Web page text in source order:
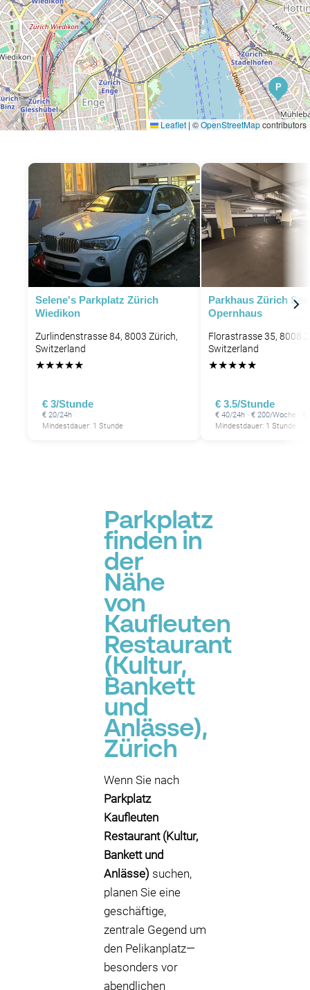
P
Leaflet | ©OpenStreetMapcontributors
Selene's Parkplatz Zürich
Wiedikon
Zurlindenstrasse 84, 8003 Zürich,
Switzerland
★★★★★
€ 3/Stunde
€ 20/24h
Mindestdauer: 1 Stunde
Parkhaus Zürich
Opernhaus
Florastrasse 35, 8008
Switzerland
★★★★★
€ 3.5/Stunde
€ 40/24h · € 200/Woche ·
Mindestdauer: 1 Stunde
Parkplatz
finden in
der
Nähe
von
Kaufleuten
Restaurant
(Kultur,
Bankett
und
Anlässe),
Zürich
Wenn Sie nach
Parkplatz
Kaufleuten
Restaurant (Kultur,
Bankett und
Anlässe) suchen,
planen Sie eine
geschäftige,
zentrale Gegend um
den Pelikanplatz—
besonders vor
abendlichen